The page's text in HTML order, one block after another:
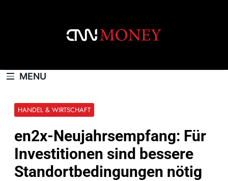
MENU
HANDEL & WIRTSCHAFT
en2x-Neujahrsempfang: Für
Investitionen sind bessere
Standortbedingungen nötig